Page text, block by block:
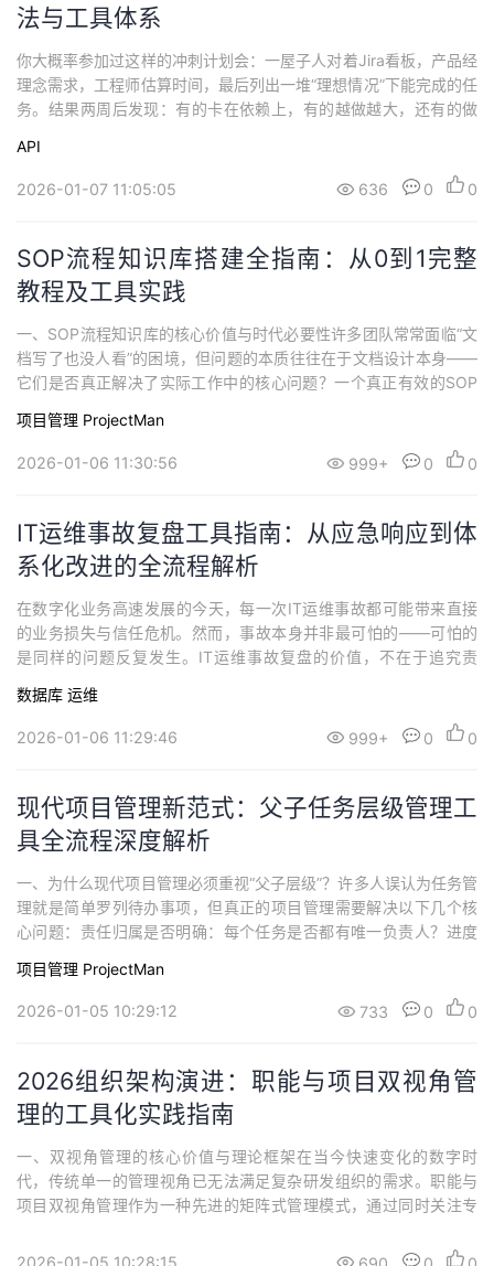
法与工具体系
你大概率参加过这样的冲刺计划会：一屋子人对着Jira看板，产品经
理念需求，工程师估算时间，最后列出一堆“理想情况”下能完成的任
务。结果两周后发现：有的卡在依赖上，有的越做越大，还有的做
是一套让团队既能灵活响应变化，又能保持交付节奏的工作系统。
一、冲刺计划到底在“计划”什么？很多团队把冲刺计划会开成了“任
API
2026-01-07 11:05:05 636 0 0
SOP流程知识库搭建全指南：从0到1完整
教程及工具实践
一、SOP流程知识库的核心价值与时代必要性许多团队常常面临“文
档写了也没人看”的困境，但问题的本质往往在于文档设计本身——
它们是否真正解决了实际工作中的核心问题？一个真正有效的SOP
首先要解决“找得到”和“用得对”的问题。这意味着团队成员遇到具体
问题时，能像在搜索引擎里一样，快速找到对应的操作指南；更重
项目管理 ProjectMan
2026-01-06 11:30:56 999+ 0 0
IT运维事故复盘工具指南：从应急响应到体
系化改进的全流程解析
在数字化业务高速发展的今天，每一次IT运维事故都可能带来直接
的业务损失与信任危机。然而，事故本身并非最可怕的——可怕的
是同样的问题反复发生。IT运维事故复盘的价值，不在于追究责
学的复盘工具，能够将团队的经验教训转化为组织的能力沉淀，让
每一次事故都成为系统健壮性提升的契机。一、为什么IT运维事故
数据库 运维
2026-01-06 11:29:46 999+ 0 0
现代项目管理新范式：父子任务层级管理工
具全流程深度解析
一、为什么现代项目管理必须重视“父子层级”？许多人误认为任务管
理就是简单罗列待办事项，但真正的项目管理需要解决以下几个核
心问题：责任归属是否明确：每个任务是否都有唯一负责人？进度
赖关系是否清晰：任务间的先后顺序与制约关系是否一目了然？资
源分配是否合理：不同层级的任务能否对应不同的时间与人力投
项目管理 ProjectMan
2026-01-05 10:29:12 733 0 0
2026组织架构演进：职能与项目双视角管
理的工具化实践指南
一、双视角管理的核心价值与理论框架在当今快速变化的数字时
代，传统单一的管理视角已无法满足复杂研发组织的需求。职能与
项目双视角管理作为一种先进的矩阵式管理模式，通过同时关注专
平衡点。从理论层面分析，这种管理模式的核心在于建立两个相互
2026-01-05 10:28:15